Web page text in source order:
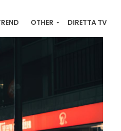
OTHER DIRETTA TV
E DOWNLOAD